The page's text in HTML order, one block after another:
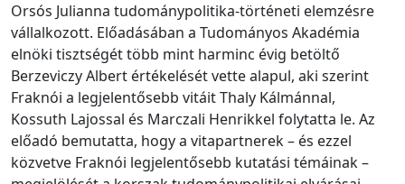
Orsós Julianna tudománypolitika-történeti elemzésre
vállalkozott. Előadásában a Tudományos Akadémia
elnöki tisztségét több mint harminc évig betöltő
Berzeviczy Albert értékelését vette alapul, aki szerint
Fraknói a legjelentősebb vitáit Thaly Kálmánnal,
Kossuth Lajossal és Marczali Henrikkel folytatta le. Az
előadó bemutatta, hogy a vitapartnerek – és ezzel
közvetve Fraknói legjelentősebb kutatási témáinak –